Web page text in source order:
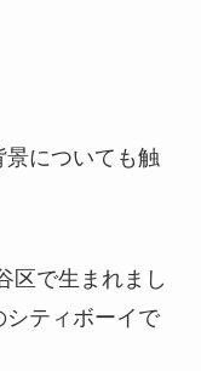
についても触
区で生まれまし
シティボーイで